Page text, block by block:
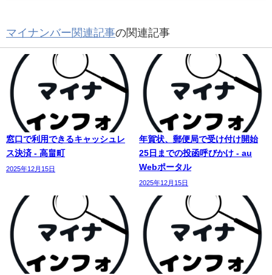
マイナンバー関連記事の関連記事
窓口で利用できるキャッシュレ
ス決済 - 高畠町
2025年12月15日
年賀状、郵便局で受け付け開始
25日までの投函呼びかけ - au
Webポータル
2025年12月15日